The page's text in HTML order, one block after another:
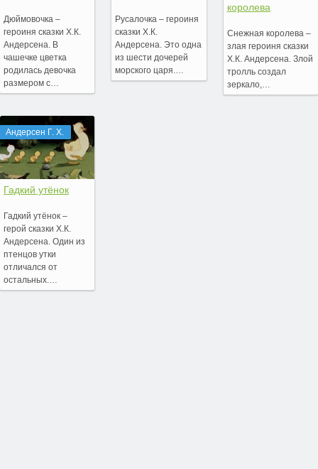
Дюймовочка –
героиня сказки Х.К.
Андерсена. В
чашечке цветка
родилась девочка
размером с…
Андерсен Г. Х.
Гадкий утёнок
Гадкий утёнок –
герой сказки Х.К.
Андерсена. Один из
птенцов утки
отличался от
остальных.…
Русалочка – героиня
сказки Х.К.
Андерсена. Это одна
из шести дочерей
морского царя.…
королева
Снежная королева –
злая героиня сказки
Х.К. Андерсена. Злой
тролль создал
зеркало,…